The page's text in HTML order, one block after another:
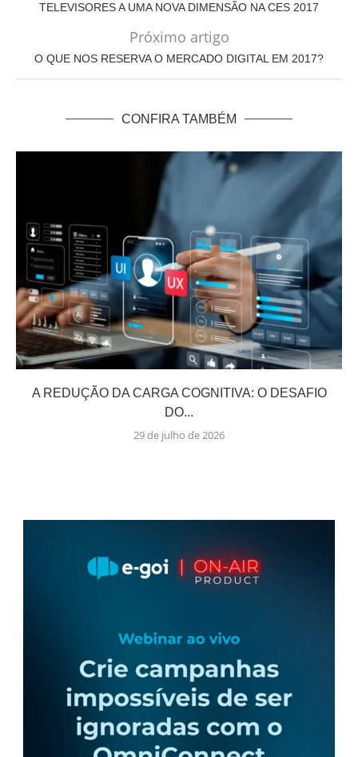
TELEVISORES A UMA NOVA DIMENSÃO NA CES 2017
Próximo artigo
O QUE NOS RESERVA O MERCADO DIGITAL EM 2017?
CONFIRA TAMBÉM
A REDUÇÃO DA CARGA COGNITIVA: O DESAFIO
DO...
29 de julho de 2026